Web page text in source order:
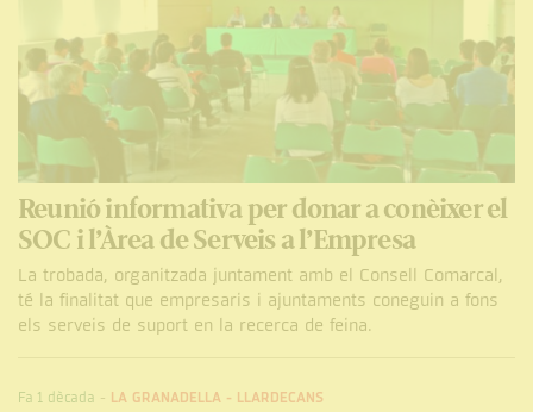
Reunió informativa per donar a conèixer el
SOC i l’Àrea de Serveis a l’Empresa
La trobada, organitzada juntament amb el Consell Comarcal,
té la finalitat que empresaris i ajuntaments coneguin a fons
els serveis de suport en la recerca de feina.
Fa 1 dècada - LA GRANADELLA- LLARDECANS